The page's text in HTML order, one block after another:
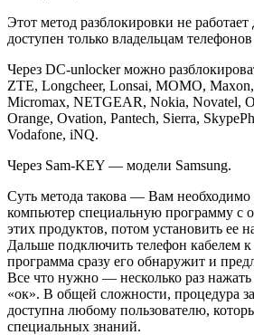
Этот метод разблокировки не
доступен только владельцам
Через DC-unlocker можно
ZTE, Longcheer, Lonsai, MOMO,
Micromax, NETGEAR, Nokia, Novatel,
Orange, Ovation, Pantech, Sierra,
Vodafone, iNQ.
Через Sam-KEY — модели Samsung.
Суть метода такова — Вам необходимо
компьютер специальную программу с
этих продуктов, потом установить ее
Дальше подключить телефон кабелем
программа сразу его обнаружит и
Все что нужно — несколько раз
«ок». В общей сложности, процедура
доступна любому пользователю,
специальных знаний.